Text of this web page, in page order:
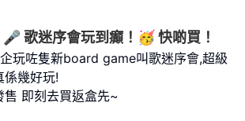
歌迷序會玩到癲！🥳 快啲買！
玩咗隻新board game叫歌迷序會,超級
係幾好玩!
售 即刻去買返盒先~